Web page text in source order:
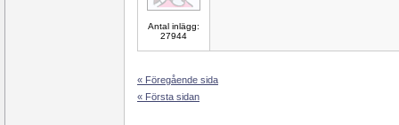
Antal inlägg:
27944
« Föregående sida
« Första sidan